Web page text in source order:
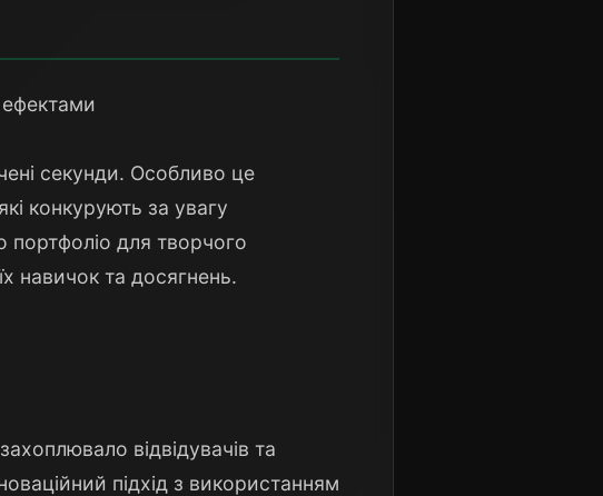
секунди. Особливо це
конкурують за увагу
портфоліо для творчого
навичок та досягнень.
відвідувачів та
підхід з використанням